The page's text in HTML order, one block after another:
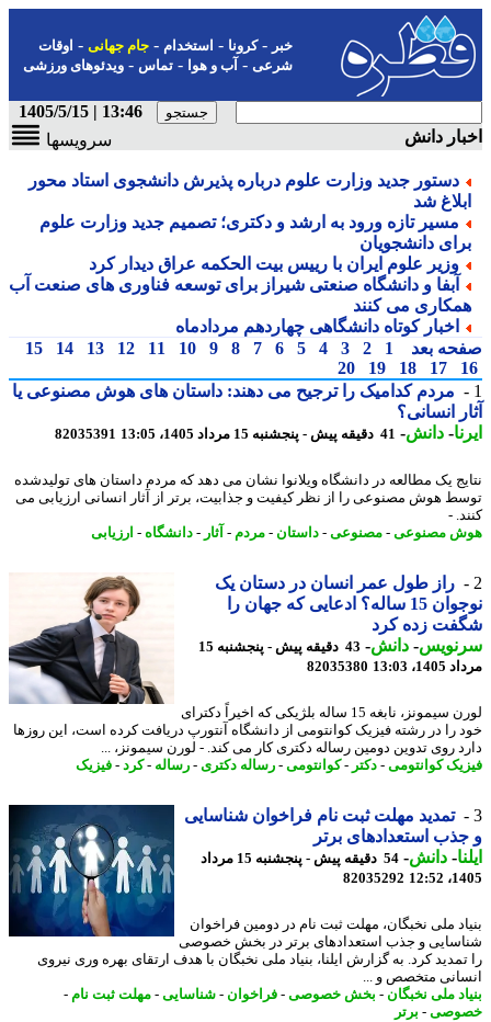
-کرونا-استخدام- جام جهانی-اوقات
شرعی-آب و هوا-تماس-ویدئوهای ورزشی
13:46 | 1405/5/15
دانش
سرویسها
دستور جدید وزارت علوم درباره پذیرش دانشجوی استاد محور
شد
مسیر تازه ورود به ارشد و دکتری؛ تصمیم جدید وزارت علوم
دانشجویان
وزیر علوم ایران با رییس بیت الحکمه عراق دیدار کرد
آبفا و دانشگاه صنعتی شیراز برای توسعه فناوری های صنعت آب
می کنند
اخبار کوتاه دانشگاهی چهاردهم مردادماه
بعد
1
2
3
4
5
6
7
8
9
10
11
12
13
14
15
17
18
19
20
مردم کدامیک را ترجیح می دهند: داستان های هوش مصنوعی یا
انسانی؟
-دانش -41 دقیقه پیش - پنجشنبه 15 مرداد 1405، 13:05 82035391
یک مطالعه در دانشگاه ویلانوا نشان می دهد که مردم داستان های تولیدشده
هوش مصنوعی را از نظر کیفیت و جذابیت، برتر از آثار انسانی ارزیابی می
-
مصنوعی-مصنوعی-داستان-مردم- آثار- دانشگاه-ارزیابی
راز طول عمر انسان در دستان یک
نوجوان 15 ساله؟ ادعایی که جهان را
زده کرد
-دانش -
43 دقیقه پیش - پنجشنبه 15
13:03
82035380
لورن سیمونز، نابغه 15 ساله بلژیکی که اخیراً دکترای
را در رشته فیزیک کوانتومی از دانشگاه آنتورپ دریافت کرده است، این روزها
روی تدوین دومین رساله دکتری کار می کند. - لورن سیمونز، ...
کوانتومی-دکتر -کوانتومی-رساله دکتری- رساله-کرد-فیزیک
تمدید مهلت ثبت نام فراخوان شناسایی
استعدادهای برتر
-دانش -
54 دقیقه پیش - پنجشنبه 15 مرداد
82035292
ملی نخبگان، مهلت ثبت نام در دومین فراخوان
و جذب استعدادهای برتر در بخش خصوصی
کرد. به گزارش ایلنا، بنیاد ملی نخبگان با هدف ارتقای بهره وری نیروی
متخصص و ...
ملی نخبگان-بخش خصوصی-فراخوان- شناسایی-مهلت ثبت نام-
-برتر